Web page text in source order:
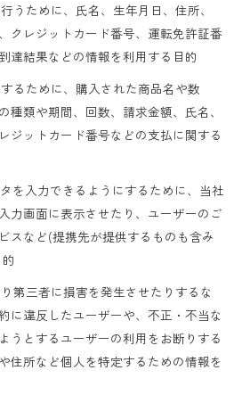
うために、氏名、生年月日、住所、
クレジットカード番号、運転免許証番
達結果などの情報を利用する目的
るために、購入された商品名や数
種類や期間、回数、請求金額、氏名、
ジットカード番号などの支払に関する
を入力できるようにするために、当社
力画面に表示させたり、ユーザーのご
スなど(提携先が提供するものも含み
第三者に損害を発生させたりするな
に違反したユーザーや、不正・不当な
うとするユーザーの利用をお断りする
住所など個人を特定するための情報を